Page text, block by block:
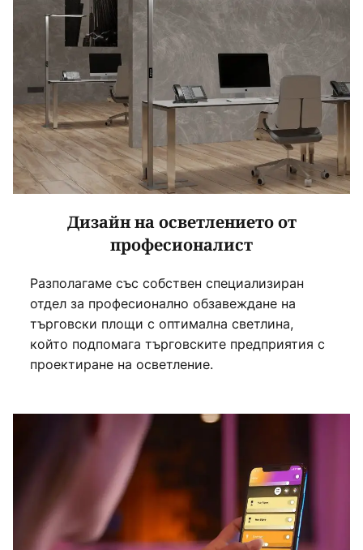
Дизайн на осветлението от
професионалист
Разполагаме със собствен специализиран
отдел за професионално обзавеждане на
търговски площи с оптимална светлина,
който подпомага търговските предприятия с
проектиране на осветление.